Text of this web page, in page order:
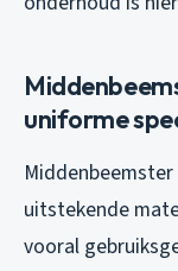
uniforme
uitstekende
vooral